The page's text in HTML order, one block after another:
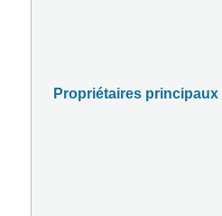
Propriétaires principaux